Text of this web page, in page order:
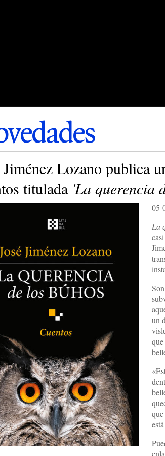
Jiménez Lozano publica
titulada 'La querencia
05-
La
un